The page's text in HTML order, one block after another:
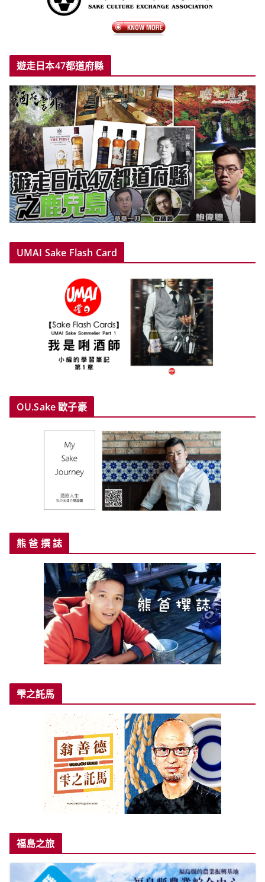
遊走日本47都道府縣
UMAI Sake Flash Card
OU.Sake 歐子豪
熊 爸 撰 誌
雫之託馬
福島之旅